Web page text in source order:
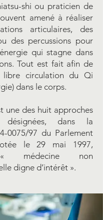
shi ou praticien de
amené à réaliser
articulaires, des
des percussions pour
qui stagne dans
Tout est fait afin de
libre circulation du Qi
dans le corps.
une des huit approches
désignées, dans la
0075/97 du Parlement
le 29 mai 1997,
médecine non
digne d’intérêt ».